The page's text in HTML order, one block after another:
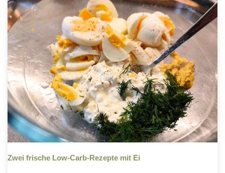
Zwei frische Low-Carb-Rezepte mit Ei